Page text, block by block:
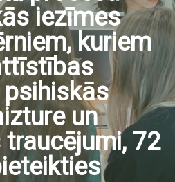
iezīmes
kuriem
un
72